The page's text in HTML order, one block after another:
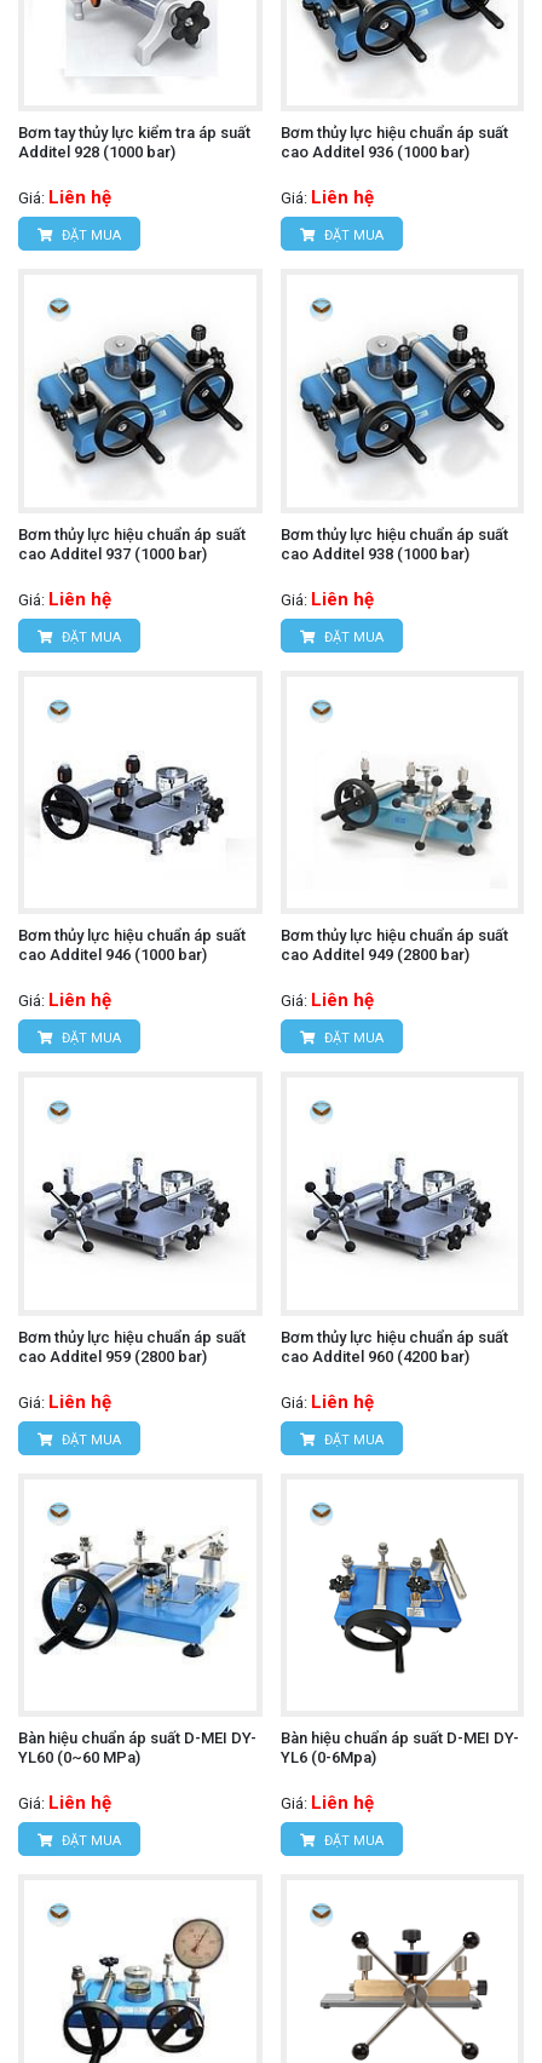
Bơm tay thủy lực kiểm tra áp suất
Additel 928 (1000 bar)
Giá: Liên hệ
ĐẶT MUA
Bơm thủy lực hiệu chuẩn áp suất
cao Additel 936 (1000 bar)
Giá: Liên hệ
ĐẶT MUA
Bơm thủy lực hiệu chuẩn áp suất
cao Additel 937 (1000 bar)
Giá: Liên hệ
ĐẶT MUA
Bơm thủy lực hiệu chuẩn áp suất
cao Additel 938 (1000 bar)
Giá: Liên hệ
ĐẶT MUA
Bơm thủy lực hiệu chuẩn áp suất
cao Additel 946 (1000 bar)
Giá: Liên hệ
ĐẶT MUA
Bơm thủy lực hiệu chuẩn áp suất
cao Additel 949 (2800 bar)
Giá: Liên hệ
ĐẶT MUA
Bơm thủy lực hiệu chuẩn áp suất
cao Additel 959 (2800 bar)
Giá: Liên hệ
ĐẶT MUA
Bơm thủy lực hiệu chuẩn áp suất
cao Additel 960 (4200 bar)
Giá: Liên hệ
ĐẶT MUA
Bàn hiệu chuẩn áp suất D-MEI DY-
YL60 (0~60 MPa)
Giá: Liên hệ
ĐẶT MUA
Bàn hiệu chuẩn áp suất D-MEI DY-
YL6 (0-6Mpa)
Giá: Liên hệ
ĐẶT MUA